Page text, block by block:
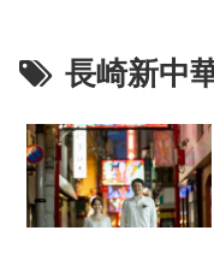
長崎新中